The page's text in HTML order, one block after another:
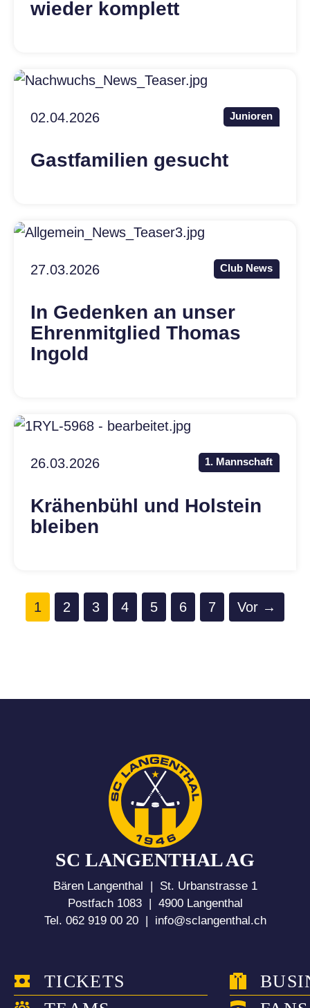
wieder komplett
02.04.2026 Junioren
Gastfamilien gesucht
27.03.2026 Club News
In Gedenken an unser
Ehrenmitglied Thomas
Ingold
26.03.2026 1. Mannschaft
Krähenbühl und Holstein
bleiben
1 (aktuell)
2 3 4 5 6 7 Vor →
SC LANGENTHAL AG
Bären Langenthal | St. Urbanstrasse 1
Postfach 1083 | 4900 Langenthal
Tel. 062 919 00 20 | info@sclangenthal.ch
TICKETS